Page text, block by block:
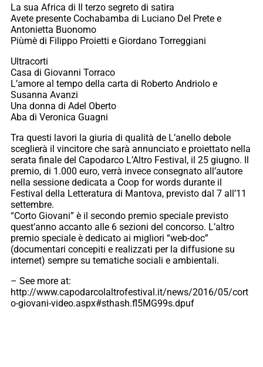
La sua Africa di Il terzo segreto di satira
Avete presente Cochabamba di Luciano Del Prete e
Antonietta Buonomo
Piùmè di Filippo Proietti e Giordano Torreggiani
Ultracorti
Casa di Giovanni Torraco
L’amore al tempo della carta di Roberto Andriolo e
Susanna Avanzi
Una donna di Adel Oberto
Aba di Veronica Guagni
Tra questi lavori la giuria di qualità de L’anello debole
sceglierà il vincitore che sarà annunciato e proiettato nella
serata finale del Capodarco L’Altro Festival, il 25 giugno. Il
premio, di 1.000 euro, verrà invece consegnato all’autore
nella sessione dedicata a Coop for words durante il
Festival della Letteratura di Mantova, previsto dal 7 all’11
settembre.
“Corto Giovani” è il secondo premio speciale previsto
quest’anno accanto alle 6 sezioni del concorso. L’altro
premio speciale è dedicato ai migliori “web-doc”
(documentari concepiti e realizzati per la diffusione su
internet) sempre su tematiche sociali e ambientali.
– See more at:
http://www.capodarcolaltrofestival.it/news/2016/05/cort
o-giovani-video.aspx#sthash.fl5MG99s.dpuf